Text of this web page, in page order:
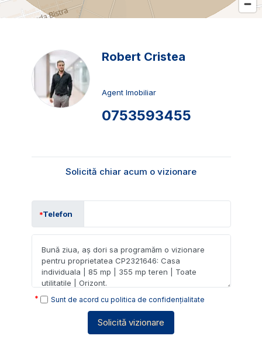
Robert Cristea
Agent Imobiliar
0753593455
Solicită chiar acum o vizionare
Telefon
Sunt de acord cu politica de confidențialitate
Solicită vizionare